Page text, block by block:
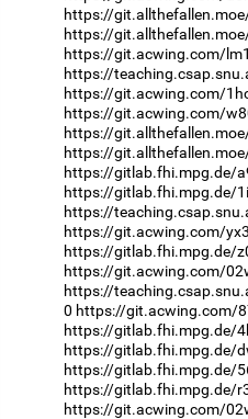
https://
https://
https://git.acwing.com/
https://
https://git.acwing.com/
https://git.acwing.com/
https://
https://
https://gitlab.fhi.mpg.de/
https://gitlab.fhi.mpg.de/
https://
https://git.acwing.com/
https://gitlab.fhi.mpg.de/
https://git.acwing.com/
https://
0 https://git.acwing.com/
https://gitlab.fhi.mpg.de/
https://gitlab.fhi.mpg.de/
https://gitlab.fhi.mpg.de/
https://gitlab.fhi.mpg.de/
https://git.acwing.com/